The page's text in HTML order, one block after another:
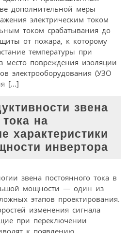
дополнительной меры
электрическим током
током срабатывания до
от пожара, к которому
температуры при
место повреждения изоляции
электрооборудования (УЗО
[…]
звена
на
характеристики
инвертора
звена постоянного тока в
мощности — один из
этапов проектирования.
изменения сигнала
при переключении
к появлению